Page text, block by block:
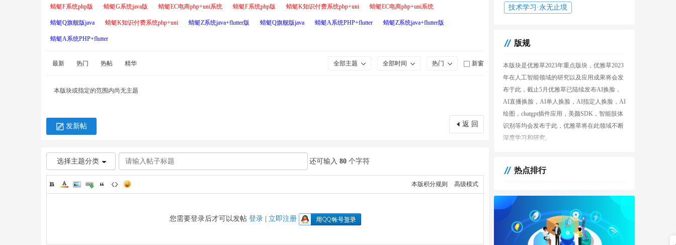
技
蜻蜓F系统php版 蜻蜓G系统java版 蜻蜓EC电商php+uni系统 蜻蜓F系统php版 蜻蜓K知识付费系统php+uni 蜻蜓EC电商php+uni系统
蜻蜓Q旗舰版java 蜻蜓K知识付费系统php+uni 蜻蜓Z系统java+flutter版 蜻蜓Q旗舰版java 蜻蜓A系统PHP+flutter 蜻蜓Z系统java+flutter版
蜻蜓A系统PHP+flutter
最新 热门 热帖 精华 新窗
热门
全部时间
全部主题
本版块或指定的范围内尚无主题
返 回
发新帖
选择主题分类 还可输入 80 个字符
本版积分规则 高级模式
您需要登录后才可以发帖 登录| 立即注册
技术学习·永无止境
版规
本版块是优雅草2023年重点版块，优雅草2023
年在人工智能领域的研究以及应用成果将会发
布于此，截止5月优雅草已陆续发布AI换脸，
AI直播换脸，AI单人换脸，AI指定人换脸，AI
绘图，chatgpt插件应用，美颜SDK，智能肢体
识别等均会发布于此，优雅草将在此领域不断
深度学习和研究。
热点排行